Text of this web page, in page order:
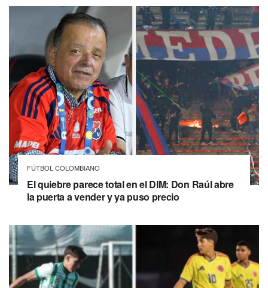
FÚTBOL COLOMBIANO
El quiebre parece total en el DIM: Don Raúl abre
la puerta a vender y ya puso precio